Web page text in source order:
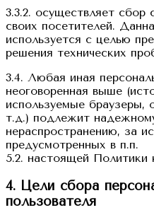
3.3.2. осуществляет сбор
своих посетителей.
используется с целью
решения технических
3.4. Любая иная
неоговоренная выше
используемые браузеры,
т.д.) подлежит
нераспространению, за
предусмотренных в п.п.
5.2. настоящей Политики
4. Цели сбора
пользователя